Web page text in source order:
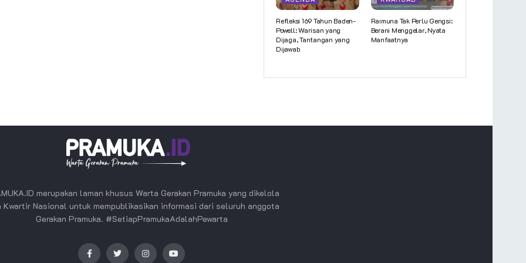
Refleksi 169 Tahun Baden-
Powell: Warisan yang
Dijaga, Tantangan yang
Dijawab
Raimuna Tak Perlu Gengsi:
Berani Menggelar, Nyata
Manfaatnya
merupakan laman khusus Warta Gerakan Pramuka yang dikelola
Kwartir Nasional untuk mempublikasikan informasi dari seluruh anggota
Gerakan Pramuka. #SetiapPramukaAdalahPewarta